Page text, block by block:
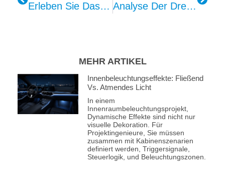
Erleben Sie Das Fahren Der Zukunft: Kepo 4D-Vibrationslösung Für Autositze Analyse Der Drei Beleuchtungsmethoden Für Die Umgebungsbeleuchtung Im Automobil
MEHR ARTIKEL
Innenbeleuchtungseffekte: Fließend
Vs. Atmendes Licht
In einem
Innenraumbeleuchtungsprojekt,
Dynamische Effekte sind nicht nur
visuelle Dekoration. Für
Projektingenieure, Sie müssen
zusammen mit Kabinenszenarien
definiert werden, Triggersignale,
Steuerlogik, und Beleuchtungszonen.